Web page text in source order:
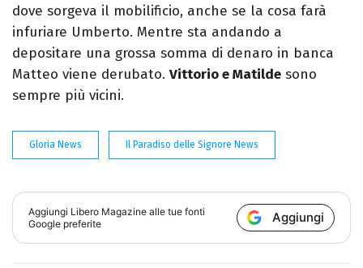
dove sorgeva il mobilificio, anche se la cosa farà
infuriare Umberto. Mentre sta andando a
depositare una grossa somma di denaro in banca
Matteo viene derubato. Vittorio e Matilde sono
sempre più vicini.
Gloria News Il Paradiso delle Signore News
Aggiungi Libero Magazine alle tue fonti
Google preferite
Aggiungi